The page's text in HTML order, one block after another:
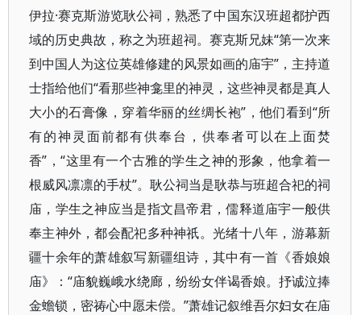
伊拉·赛克斯游览耿公祠，熟悉了中国东汉班超都护西
域的历史典故，称之为班超祠。赛克斯兄妹“第一次来
到中国人为这位英雄修建的风景如画的庙宇”，主持道
士指给他们“看那些神龛里的神灵，这些神灵都是真人
大小的石膏像，穿着华丽的丝绸长袍”，他们看到“所
有的神灵面前都有供奉台，供奉者可以在上面焚
香”，“这里有一个古雅的学生之神的形象，他拿着一
根威风凛凛的手杖”。耿公祠当是耿恭与班超合祀的祠
庙，学生之神应当是指文昌帝君，儒释道庙宇一般供
奉主神外，都会配祀多种神祇。光绪十八年，游幕新
疆十余年的萧雄叙写新疆组诗，其中有一首《香娘娘
庙》：“庙貌巍峨水绕廊，纷纷女伴谒香娘。抒诚泣捧
金蟾锁，密祷心中愿未偿。”萧雄记叙维吾尔妇女在庙